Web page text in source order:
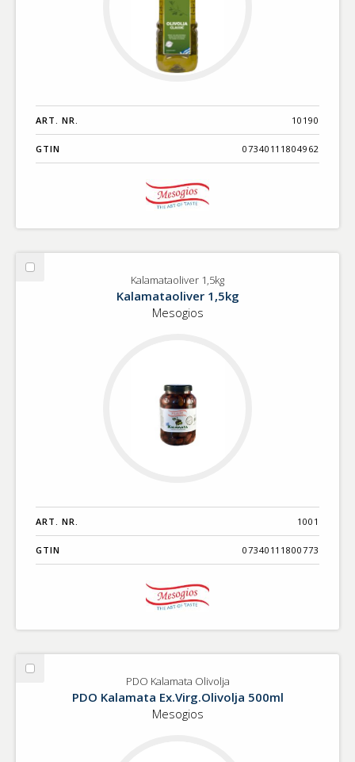
ART. NR. 10190
GTIN 07340111804962
Välj
Kalamataoliver 1,5kg
Kalamataoliver 1,5kg
Mesogios
ART. NR. 1001
GTIN 07340111800773
Välj
Kalamata
PDO Kalamata Olivolja
PDO Kalamata Ex.Virg.Olivolja 500ml
Mesogios